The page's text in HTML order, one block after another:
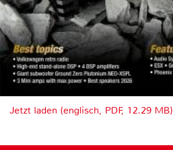
Jetzt laden (englisch, PDF, 12.29 MB)